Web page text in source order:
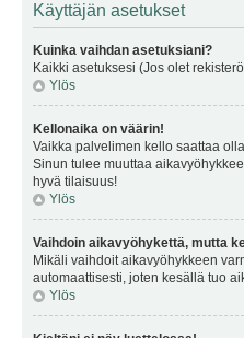
Käyttäjän asetukset
Kuinka vaihdan asetuksiani?
Kaikki asetuksesi (Jos olet
Ylös
Kellonaika on väärin!
Vaikka palvelimen kello saattaa
Sinun tulee muuttaa
hyvä tilaisuus!
Ylös
Vaihdoin aikavyöhykettä, mutta
Mikäli vaihdoit aikavyöhykkeen
automaattisesti, joten kesällä tuo
Ylös